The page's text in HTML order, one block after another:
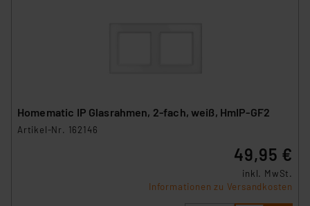
Homematic IP Glasrahmen, 2-fach, weiß, HmIP-GF2
Artikel-Nr. 162146
49,95 €
inkl. MwSt.
Informationen zu Versandkosten